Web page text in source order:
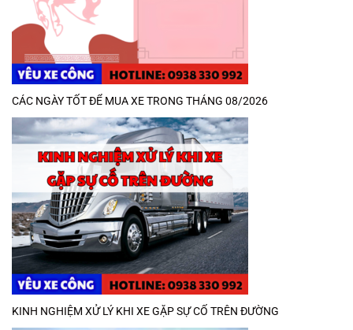
CÁC NGÀY TỐT ĐỂ MUA XE TRONG THÁNG 08/2026
KINH NGHIỆM XỬ LÝ KHI XE GẶP SỰ CỐ TRÊN ĐƯỜNG